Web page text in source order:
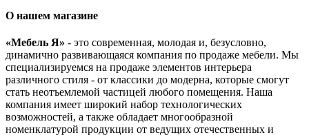
О нашем магазине
«Мебель Я» - это современная, молодая и, безусловно,
динамично развивающаяся компания по продаже мебели. Мы
специализируемся на продаже элементов интерьера
различного стиля - от классики до модерна, которые смогут
стать неотъемлемой частицей любого помещения. Наша
компания имеет широкий набор технологических
возможностей, а также обладает многообразной
номенклатурой продукции от ведущих отечественных и